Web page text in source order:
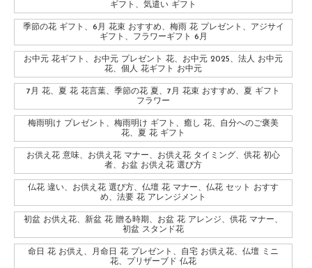
ギフト、気遣い ギフト
季節の花 ギフト、6月 花束 おすすめ、梅雨 花 プレゼント、アジサイ
ギフト、フラワーギフト 6月
お中元 花ギフト、お中元 プレゼント 花、お中元 2025、法人 お中元
花、個人 花ギフト お中元
7月 花、夏 花 花言葉、季節の花 夏、7月 花束 おすすめ、夏 ギフト
フラワー
梅雨明け プレゼント、梅雨明け ギフト、癒し 花、自分へのご褒美
花、夏 花 ギフト
お供え花 意味、お供え花 マナー、お供え花 タイミング、供花 初心
者、お盆 お供え花 選び方
仏花 違い、お供え花 選び方、仏壇 花 マナー、仏花 セット おすす
め、法要 花 アレンジメント
初盆 お供え花、新盆 花 贈る時期、お盆 花 アレンジ、供花 マナー、
初盆 スタンド花
命日 花 お供え、月命日 花 プレゼント、自宅 お供え花、仏壇 ミニ
花、プリザーブド 仏花